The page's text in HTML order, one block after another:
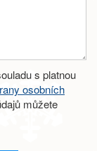
s platnou
osobních
můžete